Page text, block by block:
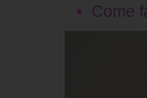
Come